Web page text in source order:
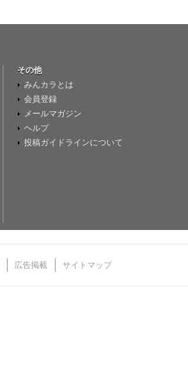
その他
みんカラとは
会員登録
メールマガジン
ヘルプ
投稿ガイドラインについて
広告掲載 サイトマップ